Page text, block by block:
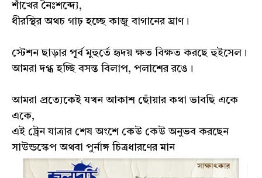
শাঁখের নৈঃশব্দ্যে,
ধীরস্থির অথচ গাঢ় হচ্ছে কাজু বাগানের ঘ্রাণ।
স্টেশন ছাড়ার পূর্ব মুহুর্তে হৃদয় ক্ষত বিক্ষত করছে হুইসেল।
আমরা দগ্ধ হচ্ছি বসন্ত বিলাপ, পলাশের রঙে।
আমরা প্রত্যেকেই যখন আকাশ ছোঁয়ার কথা ভাবছি একে
একে,
এই ট্রেন যাত্রার শেষ অংশে কেউ কেউ অনুভব করছেন
সাউন্ডস্কেপ অথবা পুর্নাঙ্গ চিত্রধারণের মান